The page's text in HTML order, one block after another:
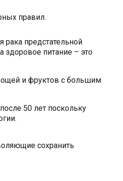
правил.
рака предстательной
здоровое питание – это
и фруктов с большим
50 лет поскольку
сохранить